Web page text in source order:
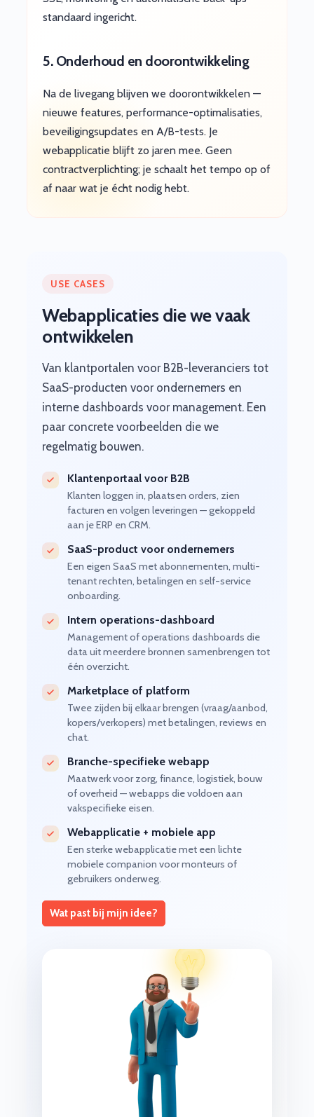
standaard ingericht.
5. Onderhoud en doorontwikkeling
Na de livegang blijven we doorontwikkelen —
nieuwe features, performance-optimalisaties,
beveiligingsupdates en A/B-tests. Je
webapplicatie blijft zo jaren mee. Geen
contractverplichting; je schaalt het tempo op of
af naar wat je écht nodig hebt.
USE CASES
Webapplicaties die we vaak
ontwikkelen
Van klantportalen voor B2B-leveranciers tot
SaaS-producten voor ondernemers en
interne dashboards voor management. Een
paar concrete voorbeelden die we
regelmatig bouwen.
Klantenportaal voor B2B
Klanten loggen in, plaatsen orders, zien
facturen en volgen leveringen — gekoppeld
aan je ERP en CRM.
SaaS-product voor ondernemers
Een eigen SaaS met abonnementen, multi-
tenant rechten, betalingen en self-service
onboarding.
Intern operations-dashboard
Management of operations dashboards die
data uit meerdere bronnen samenbrengen tot
één overzicht.
Marketplace of platform
Twee zijden bij elkaar brengen (vraag/aanbod,
kopers/verkopers) met betalingen, reviews en
chat.
Branche-specifieke webapp
Maatwerk voor zorg, finance, logistiek, bouw
of overheid — webapps die voldoen aan
vakspecifieke eisen.
Webapplicatie + mobiele app
Een sterke webapplicatie met een lichte
mobiele companion voor monteurs of
gebruikers onderweg.
Wat past bij mijn idee?